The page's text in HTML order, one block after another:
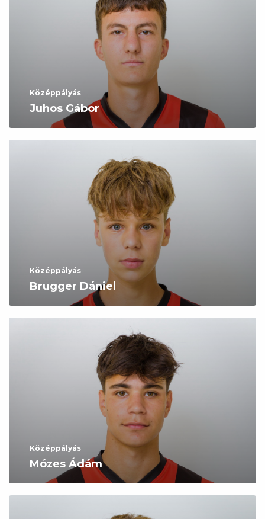
Középpályás
Juhos Gábor
Középpályás
Brugger Dániel
Középpályás
Mózes Ádám